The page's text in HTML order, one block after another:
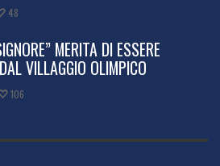
48
MERITA DI ESSERE
VILLAGGIO OLIMPICO
106